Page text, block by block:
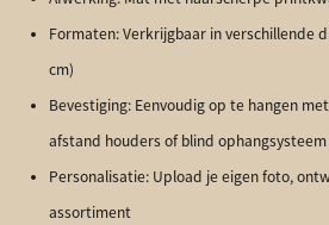
Formaten: Verkrijgbaar in verschillende
cm)
Bevestiging: Eenvoudig op te hangen
afstand houders of blind ophangsysteem
Personalisatie: Upload je eigen foto,
assortiment